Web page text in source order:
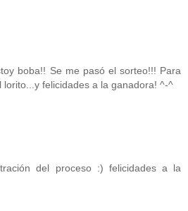
boba!! Se me pasó el sorteo!!! Para
lorito...y felicidades a la ganadora! ^-^
del proceso :) felicidades a la